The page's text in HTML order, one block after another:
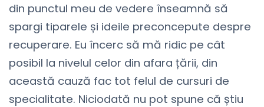
din punctul meu de vedere înseamnă să
spargi tiparele și ideile preconcepute despre
recuperare. Eu încerc să mă ridic pe cât
posibil la nivelul celor din afara țării, din
această cauză fac tot felul de cursuri de
specialitate. Niciodată nu pot spune că știu